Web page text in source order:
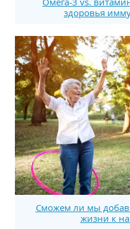
здоровья
Сможем ли мы
жизни к